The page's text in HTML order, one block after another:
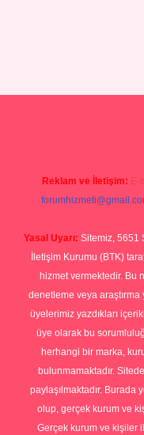
Reklam ve İletişim: E-
Yasal Uyarı: Sitemiz, 5651
İletişim Kurumu (BTK)
hizmet vermektedir. Bu
denetleme veya
üyelerimiz yazdıkları
üye olarak bu
herhangi bir marka,
bulunmamaktadır.
paylaşılmaktadır. Burada
olup, gerçek kurum ve
Gerçek kurum ve kişiler